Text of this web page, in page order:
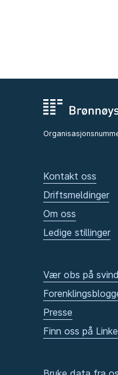
Kontakt oss
Driftsmeldinger
Om oss
Ledige stillinger
Vær obs på
Presse
Finn oss på